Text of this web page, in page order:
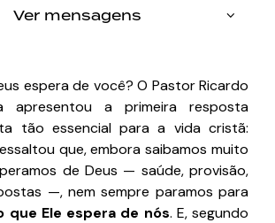
espera de você? O Pastor Ricardo
apresentou a primeira resposta
tão essencial para a vida cristã:
que, embora saibamos muito
de Deus — saúde, provisão,
—, nem sempre paramos para
que Ele espera de nós. E, segundo
Ver mensagens